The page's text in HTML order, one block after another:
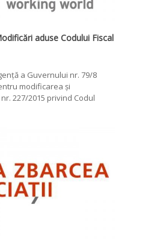
aduse Codului Fiscal
a Guvernului nr. 79/8
modificarea și
227/2015 privind Codul